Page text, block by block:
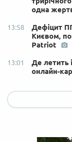
одна
13:58
Дефіцит
Києвом,
Patriot
13:01
Де летить
онлайн-